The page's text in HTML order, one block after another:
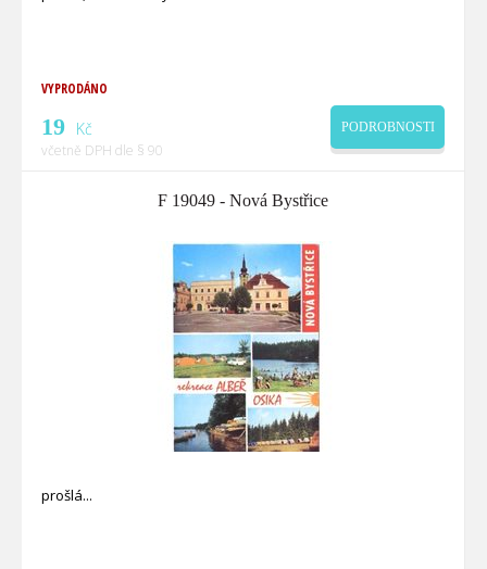
VYPRODÁNO
19 Kč
včetně DPH dle § 90
PODROBNOSTI
F 19049 - Nová Bystřice
prošlá